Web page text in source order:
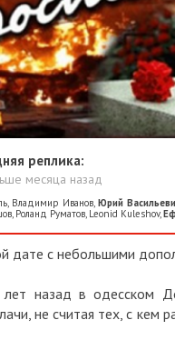
реплика:
назад
Иванов,Юрий Васильевич
Руматов,Leonid Kuleshov,Ефим
с небольшими
назад в одесском
не считая тех, с кем